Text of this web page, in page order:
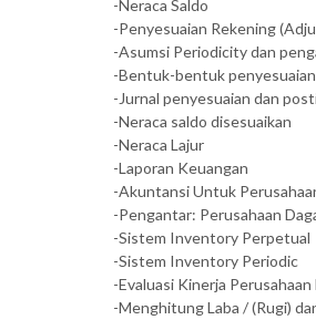
-Neraca Saldo
-Penyesuaian Rekening
-Asumsi Periodicity dan
-Bentuk-bentuk
-Jurnal penyesuaian dan
-Neraca saldo disesuaikan
-Neraca Lajur
-Laporan Keuangan
-Akuntansi Untuk
-Pengantar: Perusahaan
-Sistem Inventory Perpetual
-Sistem Inventory Periodic
-Evaluasi Kinerja Perusahaan
-Menghitung Laba / (Rugi)